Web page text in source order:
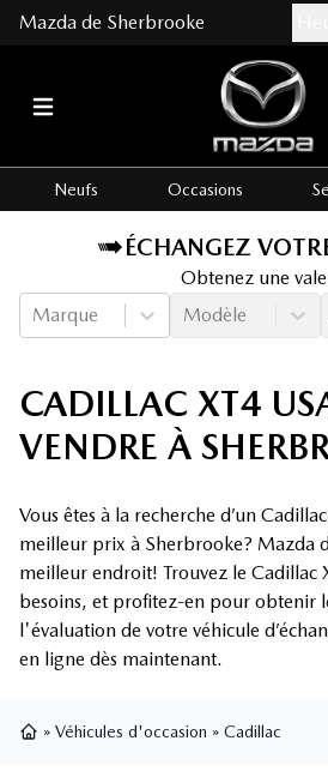
Mazda de Sherbrooke
Neufs Occasions
ÉCHANGEZ
Obtenez une
Marque
Modèle
CADILLAC XT4
VENDRE À
Vous êtes à la recherche d’un
meilleur prix à Sherbrooke? Mazda
meilleur endroit! Trouvez le Cadillac
besoins, et profitez-en pour obtenir
l'évaluation de votre véhicule
en ligne dès maintenant.
» Véhicules d'occasion » Cadillac